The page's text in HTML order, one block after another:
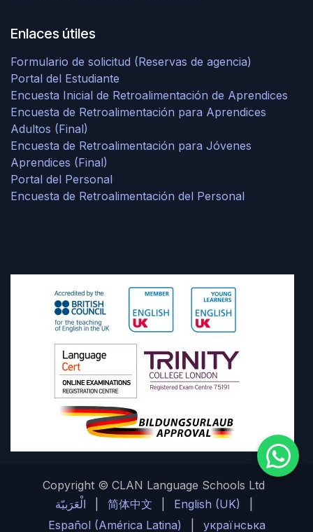
Enlaces útiles
Formulario de solicitud (Reservas de agencia)
Portal del Estudiante
Encuesta Inicial de Retroalimentación de Aprendices
Encuesta de Retroalimentación para Aprendices
Adultos (Final)
Encuesta de Retroalimentación para Jóvenes
Aprendices (Final)
Portal del Personal
Encuesta de Retroalimentación del Personal
Copyright © CLAN Language Schools Ltd
الْعَرَبيّة
简体中文 English (UK)
Español (América Latina)
українська